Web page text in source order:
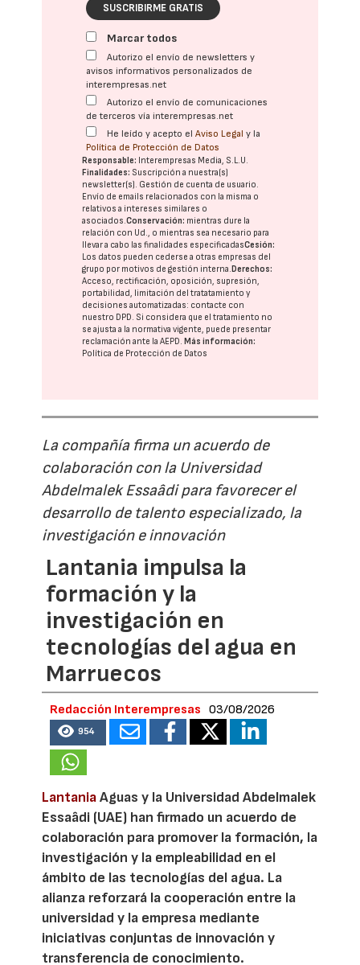
SUSCRIBIRME GRATIS
Marcar todos
Autorizo el envío de newsletters y
avisos informativos personalizados de
interempresas.net
Autorizo el envío de comunicaciones
de terceros vía interempresas.net
He leído y acepto elAviso Legal y la
Política de Protección de Datos
Responsable: Interempresas Media, S.L.U.
Finalidades: Suscripción a nuestra(s)
newsletter(s). Gestión de cuenta de usuario.
Envío de emails relacionados con la misma o
relativos a intereses similares o
asociados.Conservación: mientras dure la
relación con Ud., o mientras sea necesario para
llevar a cabo las finalidades especificadasCesión:
Los datos pueden cederse a otras empresas del
grupo por motivos de gestión interna.Derechos:
Acceso, rectificación, oposición, supresión,
portabilidad, limitación del tratatamiento y
decisiones automatizadas: contacte con
nuestro DPD. Si considera que el tratamiento no
se ajusta a la normativa vigente, puede presentar
reclamación ante laAEPD.Más información:
Política de Protección de Datos
La compañía firma un acuerdo de
colaboración con la Universidad
Abdelmalek Essaâdi para favorecer el
desarrollo de talento especializado, la
investigación e innovación
Lantania impulsa la
formación y la
investigación en
tecnologías del agua en
Marruecos
Redacción Interempresas 03/08/2026
954
LantaniaAguas y la Universidad Abdelmalek
Essaâdi (UAE) han firmado un acuerdo de
colaboración para promover la formación, la
investigación y la empleabilidad en el
ámbito de las tecnologías del agua. La
alianza reforzará la cooperación entre la
universidad y la empresa mediante
iniciativas conjuntas de innovación y
transferencia de conocimiento.